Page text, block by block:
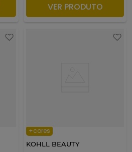
ADICIONAR À SACOLA
VER PRODUTO
+cores
KOHLL BEAUTY